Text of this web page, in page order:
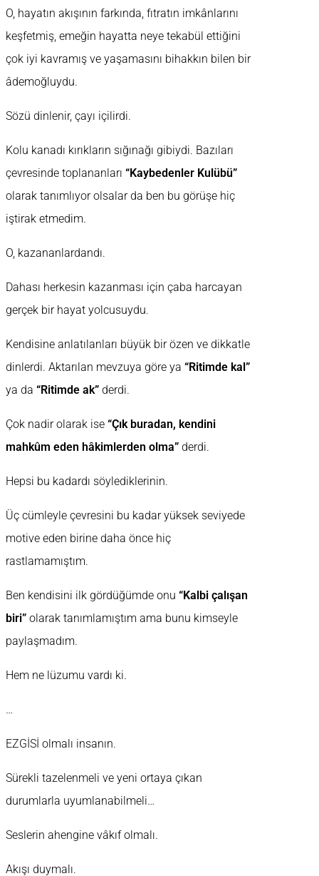
O, hayatın akışının farkında, fıtratın imkânlarını
keşfetmiş, emeğin hayatta neye tekabül ettiğini
çok iyi kavramış ve yaşamasını bihakkın bilen bir
âdemoğluydu.
Sözü dinlenir, çayı içilirdi.
Kolu kanadı kırıkların sığınağı gibiydi. Bazıları
çevresinde toplananları “Kaybedenler Kulübü”
olarak tanımlıyor olsalar da ben bu görüşe hiç
iştirak etmedim.
O, kazananlardandı.
Dahası herkesin kazanması için çaba harcayan
gerçek bir hayat yolcusuydu.
Kendisine anlatılanları büyük bir özen ve dikkatle
dinlerdi. Aktarılan mevzuya göre ya “Ritimde kal”
ya da “Ritimde ak” derdi.
Çok nadir olarak ise “Çık buradan, kendini
mahkûm eden hâkimlerden olma” derdi.
Hepsi bu kadardı söylediklerinin.
Üç cümleyle çevresini bu kadar yüksek seviyede
motive eden birine daha önce hiç
rastlamamıştım.
Ben kendisini ilk gördüğümde onu “Kalbi çalışan
biri” olarak tanımlamıştım ama bunu kimseyle
paylaşmadım.
Hem ne lüzumu vardı ki.
…
EZGİSİ olmalı insanın.
Sürekli tazelenmeli ve yeni ortaya çıkan
durumlarla uyumlanabilmeli…
Seslerin ahengine vâkıf olmalı.
Akışı duymalı.